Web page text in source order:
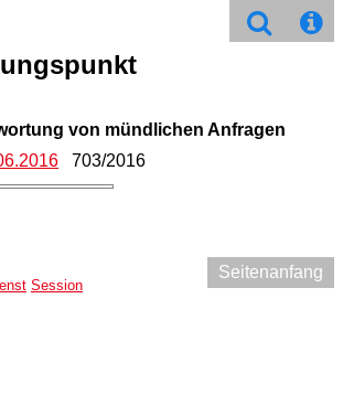
von mündlichen Anfragen
703/2016
Seitenanfang
Session